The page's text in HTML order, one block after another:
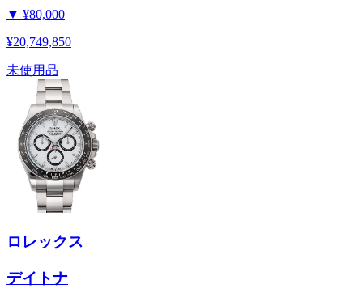
▼ ¥80,000
¥20,749,850
未使用品
ロレックス
デイトナ